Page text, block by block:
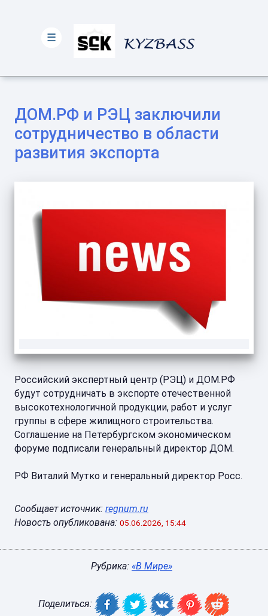
ДОМ.РФ и РЭЦ заключили
сотрудничество в области
развития экспорта
Российский экспертный центр (РЭЦ) и ДОМ.РФ
будут сотрудничать в экспорте отечественной
высокотехнологичной продукции, работ и услуг
группы в сфере жилищного строительства.
Соглашение на Петербургском экономическом
форуме подписали генеральный директор ДОМ.
РФ Виталий Мутко и генеральный директор Росс.
Сообщает источник: regnum.ru
Новость опубликована: 05.06.2026, 15:44
Рубрика: «В Мире»
Поделиться:
☰